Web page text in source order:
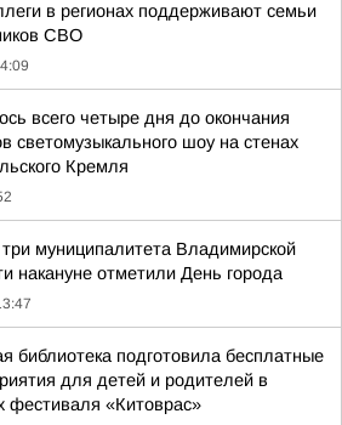
в регионах поддерживают семьи
СВО
всего четыре дня до окончания
светомузыкального шоу на стенах
Кремля
муниципалитета Владимирской
накануне отметили День города
библиотека подготовила бесплатные
для детей и родителей в
фестиваля «Китоврас»